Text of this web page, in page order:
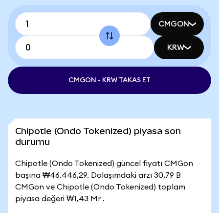
CMGON
KRW
CMGON - KRW TAKAS ET
Chipotle (Ondo Tokenized) piyasa son
durumu
Chipotle (Ondo Tokenized) güncel fiyatı CMGon
başına ₩46.446,29. Dolaşımdaki arzı 30,79 B
CMGon ve Chipotle (Ondo Tokenized) toplam
piyasa değeri ₩1,43 Mr .